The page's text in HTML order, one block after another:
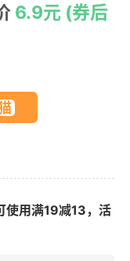
6.9元 (券后
使用满19减13，活